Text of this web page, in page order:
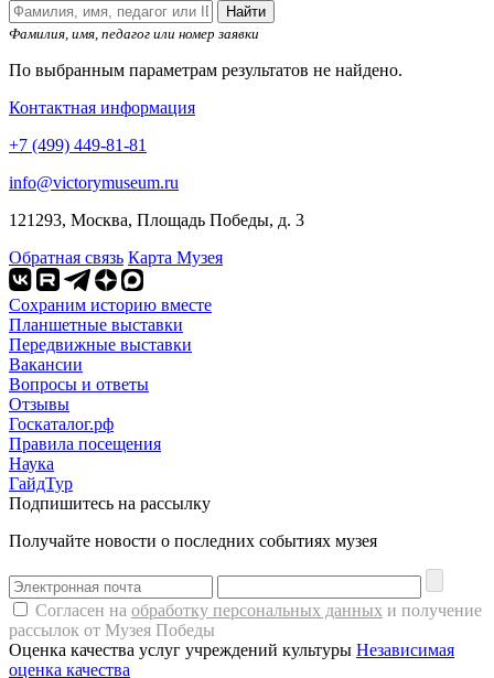
Найти
Фамилия, имя, педагог или номер заявки
По выбранным параметрам результатов не найдено.
Контактная информация
+7 (499) 449-81-81
info@victorymuseum.ru
121293, Москва, Площадь Победы, д. 3
Обратная связь Карта Музея
Сохраним историю вместе
Планшетные выставки
Передвижные выставки
Вакансии
Вопросы и ответы
Отзывы
Госкаталог.рф
Правила посещения
Наука
ГайдТур
Подпишитесь на рассылку
Получайте новости о последних событиях музея
Согласен на обработку персональных данных и получение
рассылок от Музея Победы
Оценка качества услуг учреждений культуры Независимая
оценка качества